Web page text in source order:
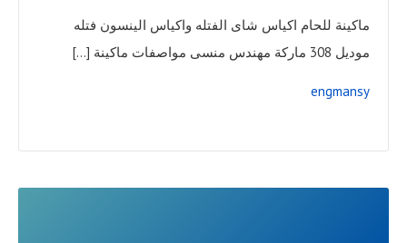
ماكينة للحام اكياس شاى الفتله واكياس الينسون فتله
موديل 308 ماركة مهندس منسى مواصفات ماكينة […]
engmansy